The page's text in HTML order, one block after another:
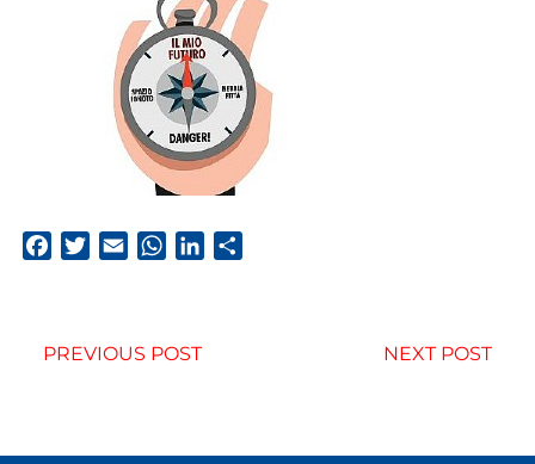
FacebookTwitterEmail WhatsApp
LinkedIn
PREVIOUS POST NEXT POST